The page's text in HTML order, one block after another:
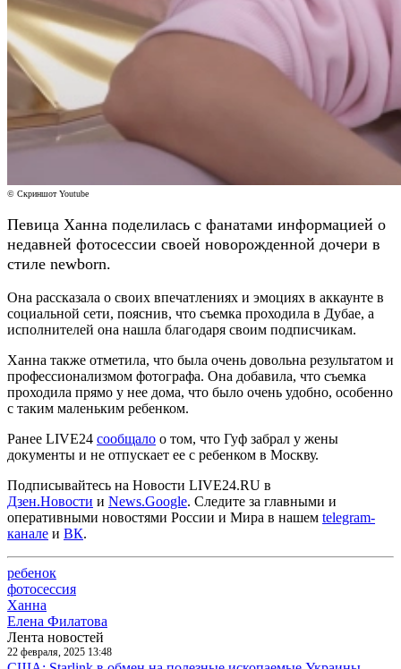
© Скриншот Youtube
Певица Ханна поделилась с фанатами информацией о
недавней фотосессии своей новорожденной дочери в
стиле newborn.
Она рассказала о своих впечатлениях и эмоциях в аккаунте в
социальной сети, пояснив, что съемка проходила в Дубае, а
исполнителей она нашла благодаря своим подписчикам.
Ханна также отметила, что была очень довольна результатом и
профессионализмом фотографа. Она добавила, что съемка
проходила прямо у нее дома, что было очень удобно, особенно
с таким маленьким ребенком.
Ранее LIVE24 сообщало о том, что Гуф забрал у жены
документы и не отпускает ее с ребенком в Москву.
Подписывайтесь на Новости LIVE24.RU в
Дзен.Новости и News.Google. Следите за главными и
оперативными новостями России и Мира в нашем telegram-
канале и ВК.
ребенок
фотосессия
Ханна
Елена Филатова
Лента новостей
22 февраля, 2025 13:48